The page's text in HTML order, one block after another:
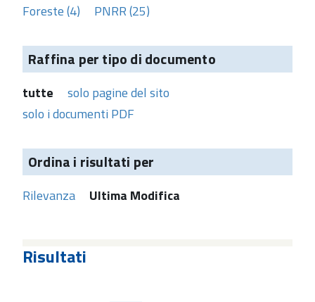
Foreste (4)
PNRR (25)
Raffina per tipo di documento
tutte
solo pagine del sito
solo i documenti PDF
Ordina i risultati per
Rilevanza Ultima Modifica
Risultati